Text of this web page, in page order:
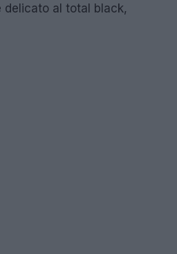
delicato al total black,